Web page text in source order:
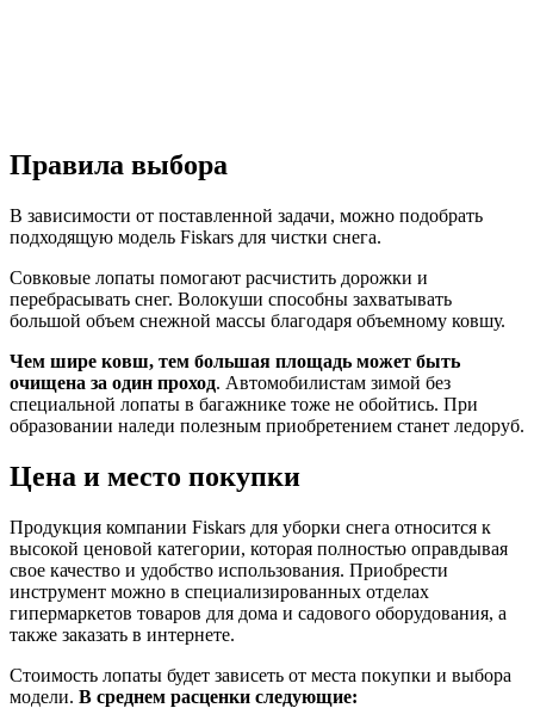
Правила выбора
В зависимости от поставленной задачи, можно подобрать
подходящую модель Fiskars для чистки снега.
Совковые лопаты помогают расчистить дорожки и
перебрасывать снег. Волокуши способны захватывать
большой объем снежной массы благодаря объемному ковшу.
Чем шире ковш, тем большая площадь может быть
очищена за один проход. Автомобилистам зимой без
специальной лопаты в багажнике тоже не обойтись. При
образовании наледи полезным приобретением станет ледоруб.
Цена и место покупки
Продукция компании Fiskars для уборки снега относится к
высокой ценовой категории, которая полностью оправдывая
свое качество и удобство использования. Приобрести
инструмент можно в специализированных отделах
гипермаркетов товаров для дома и садового оборудования, а
также заказать в интернете.
Стоимость лопаты будет зависеть от места покупки и выбора
модели. В среднем расценки следующие: